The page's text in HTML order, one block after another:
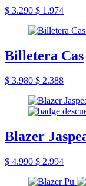
$ 3.290 $ 1.974
Billetera Cas
$ 3.980 $ 2.388
Blazer
$ 4.990 $ 2.994